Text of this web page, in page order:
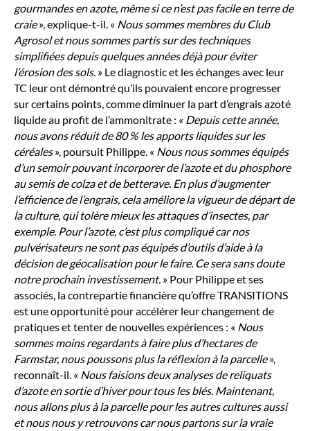
gourmandes en azote, même si ce n’est pas facile en terre de
craie», explique-t-il. « Nous sommes membres du Club
Agrosol et nous sommes partis sur des techniques
simplifiées depuis quelques années déjà pour éviter
l’érosion des sols. » Le diagnostic et les échanges avec leur
TC leur ont démontré qu’ils pouvaient encore progresser
sur certains points, comme diminuer la part d’engrais azoté
liquide au profit de l’ammonitrate : « Depuis cette année,
nous avons réduit de 80 % les apports liquides sur les
céréales», poursuit Philippe. « Nous nous sommes équipés
d’un semoir pouvant incorporer de l’azote et du phosphore
au semis de colza et de betterave. En plus d’augmenter
l’efficience de l’engrais, cela améliore la vigueur de départ de
la culture, qui tolère mieux les attaques d’insectes, par
exemple. Pour l’azote, c’est plus compliqué car nos
pulvérisateurs ne sont pas équipés d’outils d’aide à la
décision de géocalisation pour le faire. Ce sera sans doute
notre prochain investissement. » Pour Philippe et ses
associés, la contrepartie financière qu’offre TRANSITIONS
est une opportunité pour accélérer leur changement de
pratiques et tenter de nouvelles expériences : « Nous
sommes moins regardants à faire plus d’hectares de
Farmstar, nous poussons plus la réflexion à la parcelle»,
reconnaît-il. « Nous faisions deux analyses de reliquats
d’azote en sortie d’hiver pour tous les blés. Maintenant,
nous allons plus à la parcelle pour les autres cultures aussi
et nous nous y retrouvons car nous partons sur la vraie